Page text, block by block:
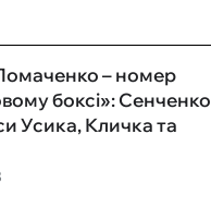
– номер
боксі»: Сенченко
Усика, Кличка та